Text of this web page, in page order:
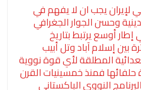
لإيران يجب ان لا يفهم في
وحسن الجوار الجغرافي
أوسع يرتبط بتاريخ
بين إسلام آباد وتل أبيب
المطلقة لأي قوة نووية
حلفائها فمنذ خمسينيات القرن
النووي الباكستاني